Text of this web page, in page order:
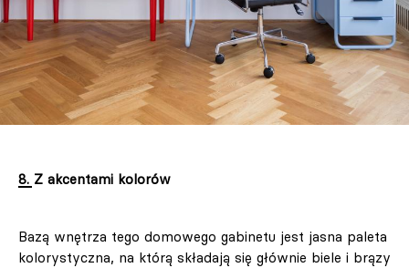
8. Z akcentami kolorów
Bazą wnętrza tego domowego gabinetu jest jasna paleta
kolorystyczna, na którą składają się głównie biele i brązy